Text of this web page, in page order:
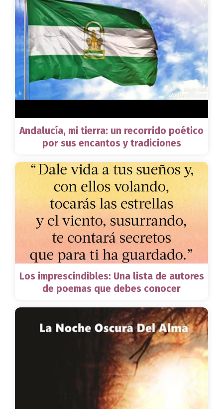
Andalucía, mi tierra: un recorrido poético
por sus encantos y tradiciones
Los imprescindibles: Una lista de autores
de poemas que debes conocer